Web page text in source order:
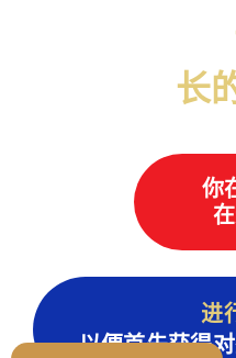
长
你
进
，以便首先获得对